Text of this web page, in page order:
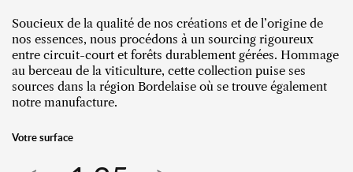
Soucieux de la qualité de nos créations et de l’origine de
nos essences, nous procédons à un sourcing rigoureux
entre circuit-court et forêts durablement gérées. Hommage
au berceau de la viticulture, cette collection puise ses
sources dans la région Bordelaise où se trouve également
notre manufacture.
Votre surface